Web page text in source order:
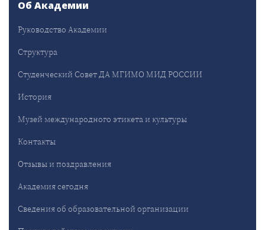
Об Академии
Руководство Академии
Структура
Студенческий Совет ДА МГИМО МИД РОССИИ
История
Музей международного этикета и культуры
Контакты
Отзывы и поздравления
Академия сегодня
Сведения об образовательной организации